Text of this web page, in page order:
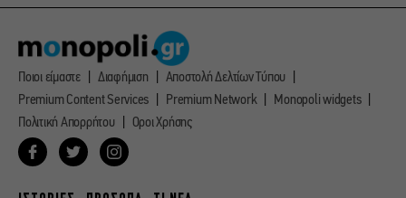
Ποιοι είμαστε Διαφήμιση
Αποστολή Δελτίων Τύπου
Premium Content Services
Premium Network
Monopoli widgets
Πολιτική Απορρήτου
Οροι Χρήσης